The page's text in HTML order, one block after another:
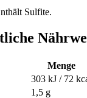
Sulfite.
Menge
303 kJ / 72
1,5 g